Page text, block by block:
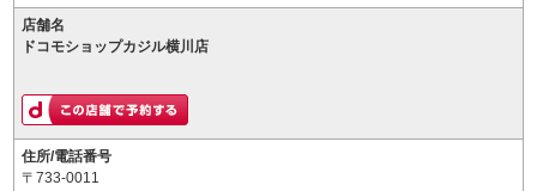
店舗名
ドコモショップカジル横川店
住所/電話番号
〒733-0011